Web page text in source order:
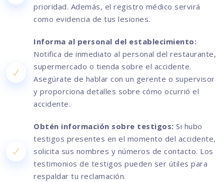
prioridad. Además, el registro médico servirá
como evidencia de tus lesiones.
Informa al personal del establecimiento:
Notifica de inmediato al personal del restaurante,
supermercado o tienda sobre el accidente.
Asegúrate de hablar con un gerente o supervisor
y proporciona detalles sobre cómo ocurrió el
accidente.
Obtén información sobre testigos: Si hubo
testigos presentes en el momento del accidente,
solicita sus nombres y números de contacto. Los
testimonios de testigos pueden ser útiles para
respaldar tu reclamación.